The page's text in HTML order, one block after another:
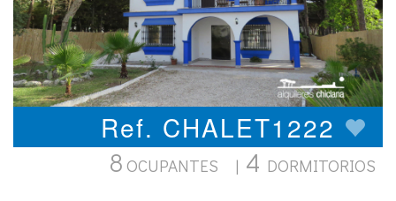
Ref. CHALET1222
8 OCUPANTES | 4 DORMITORIOS